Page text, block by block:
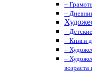
–
–
–
– Книги
–
–
возраста